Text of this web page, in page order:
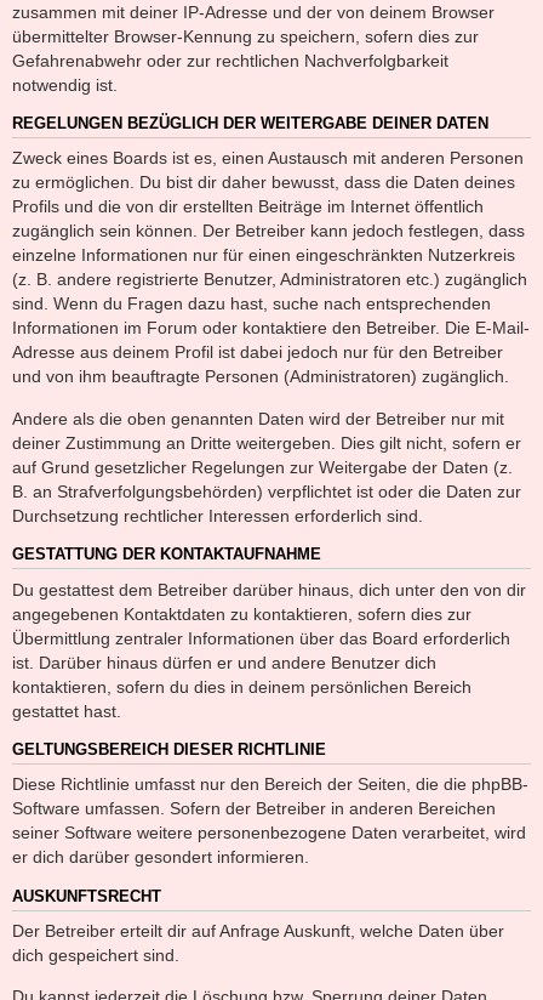
zusammen mit deiner IP-Adresse und der von deinem Browser
übermittelter Browser-Kennung zu speichern, sofern dies zur
Gefahrenabwehr oder zur rechtlichen Nachverfolgbarkeit
notwendig ist.
REGELUNGEN BEZÜGLICH DER WEITERGABE DEINER DATEN
Zweck eines Boards ist es, einen Austausch mit anderen Personen
zu ermöglichen. Du bist dir daher bewusst, dass die Daten deines
Profils und die von dir erstellten Beiträge im Internet öffentlich
zugänglich sein können. Der Betreiber kann jedoch festlegen, dass
einzelne Informationen nur für einen eingeschränkten Nutzerkreis
(z. B. andere registrierte Benutzer, Administratoren etc.) zugänglich
sind. Wenn du Fragen dazu hast, suche nach entsprechenden
Informationen im Forum oder kontaktiere den Betreiber. Die E-Mail-
Adresse aus deinem Profil ist dabei jedoch nur für den Betreiber
und von ihm beauftragte Personen (Administratoren) zugänglich.
Andere als die oben genannten Daten wird der Betreiber nur mit
deiner Zustimmung an Dritte weitergeben. Dies gilt nicht, sofern er
auf Grund gesetzlicher Regelungen zur Weitergabe der Daten (z.
B. an Strafverfolgungsbehörden) verpflichtet ist oder die Daten zur
Durchsetzung rechtlicher Interessen erforderlich sind.
GESTATTUNG DER KONTAKTAUFNAHME
Du gestattest dem Betreiber darüber hinaus, dich unter den von dir
angegebenen Kontaktdaten zu kontaktieren, sofern dies zur
Übermittlung zentraler Informationen über das Board erforderlich
ist. Darüber hinaus dürfen er und andere Benutzer dich
kontaktieren, sofern du dies in deinem persönlichen Bereich
gestattet hast.
GELTUNGSBEREICH DIESER RICHTLINIE
Diese Richtlinie umfasst nur den Bereich der Seiten, die die phpBB-
Software umfassen. Sofern der Betreiber in anderen Bereichen
seiner Software weitere personenbezogene Daten verarbeitet, wird
er dich darüber gesondert informieren.
AUSKUNFTSRECHT
Der Betreiber erteilt dir auf Anfrage Auskunft, welche Daten über
dich gespeichert sind.